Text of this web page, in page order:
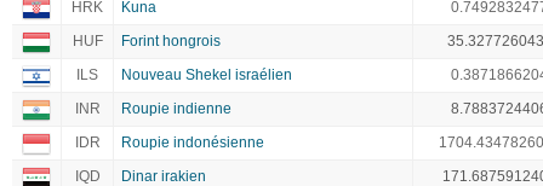
HRK
Kuna
HUF
Forint hongrois
ILS
Nouveau Shekel israélien
INR
Roupie indienne
IDR
Roupie indonésienne
IQD
Dinar irakien